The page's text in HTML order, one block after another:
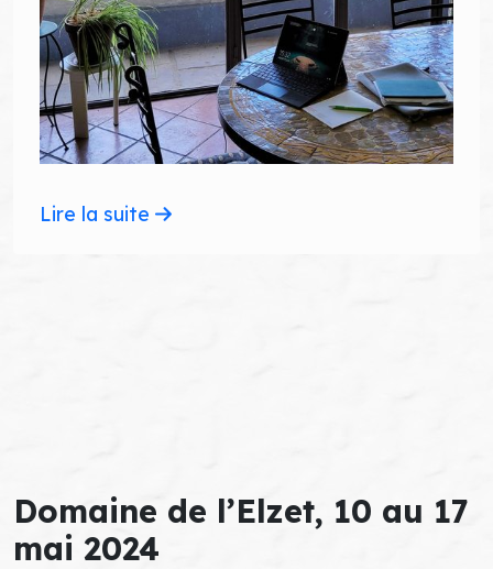
Lire la suite
Domaine de l’Elzet, 10 au 17
mai 2024